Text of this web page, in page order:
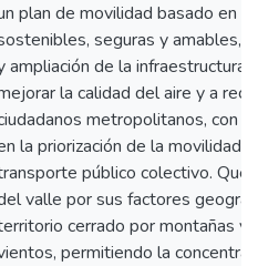
plan de movilidad basado en
seguras y amables,
ampliación de la infraestructura
la calidad del aire y a
metropolitanos, con
la priorización de la movilidad
público colectivo. Que
valle por sus factores
cerrado por montañas y
permitiendo la